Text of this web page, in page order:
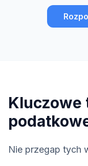
Kluczowe
Nie przegap tych